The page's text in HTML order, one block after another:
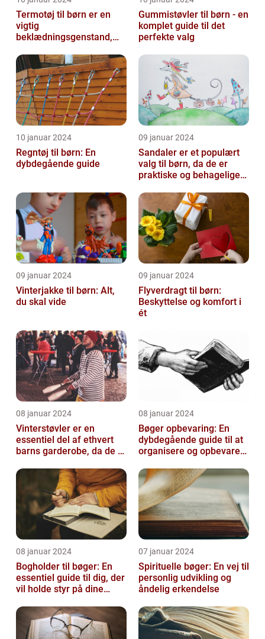
Termotøj til børn er en
vigtig
beklædningsgenstand,
kommer igennem kolde
vi...
Gummistøvler til børn - en
komplet guide til det
perfekte valg
10 januar 2024
Regntøj til børn: En
dybdegående guide
09 januar 2024
Sandaler er et populært
valg til børn, da de er
praktiske og behagelige
09 januar 2024
Vinterjakke til børn: Alt,
du skal vide
09 januar 2024
Flyverdragt til børn:
Beskyttelse og komfort i
ét
08 januar 2024
Vinterstøvler er en
essentiel del af ethvert
barns garderobe, da de er
deres ...
08 januar 2024
Bøger opbevaring: En
dybdegående guide til at
organisere og opbevare
08 januar 2024
Bogholder til bøger: En
essentiel guide til dig, der
vil holde styr på dine
07 januar 2024
Spirituelle bøger: En vej til
personlig udvikling og
åndelig erkendelse